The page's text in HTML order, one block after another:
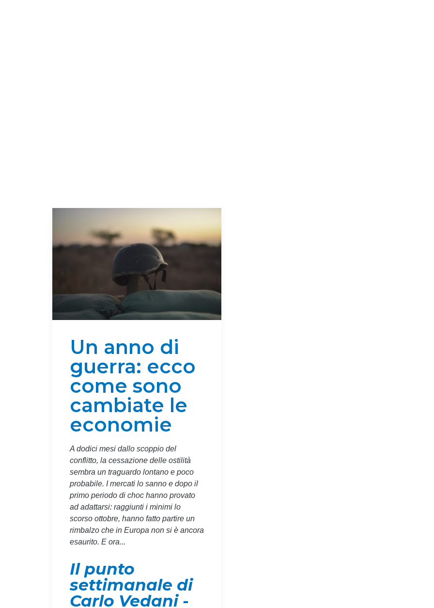
Un anno di
guerra: ecco
come sono
cambiate le
economie
A dodici mesi dallo scoppio del
conflitto, la cessazione delle ostilità
sembra un traguardo lontano e poco
probabile. I mercati lo sanno e dopo il
primo periodo di choc hanno provato
ad adattarsi: raggiunti i minimi lo
scorso ottobre, hanno fatto partire un
rimbalzo che in Europa non si è ancora
esaurito. E ora...
Il punto
settimanale di
Carlo Vedani -